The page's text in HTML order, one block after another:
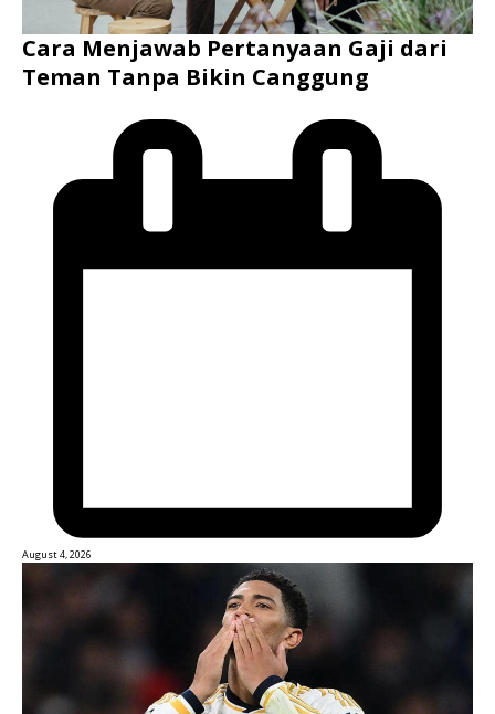
Cara Menjawab Pertanyaan Gaji dari
Teman Tanpa Bikin Canggung
August 4, 2026